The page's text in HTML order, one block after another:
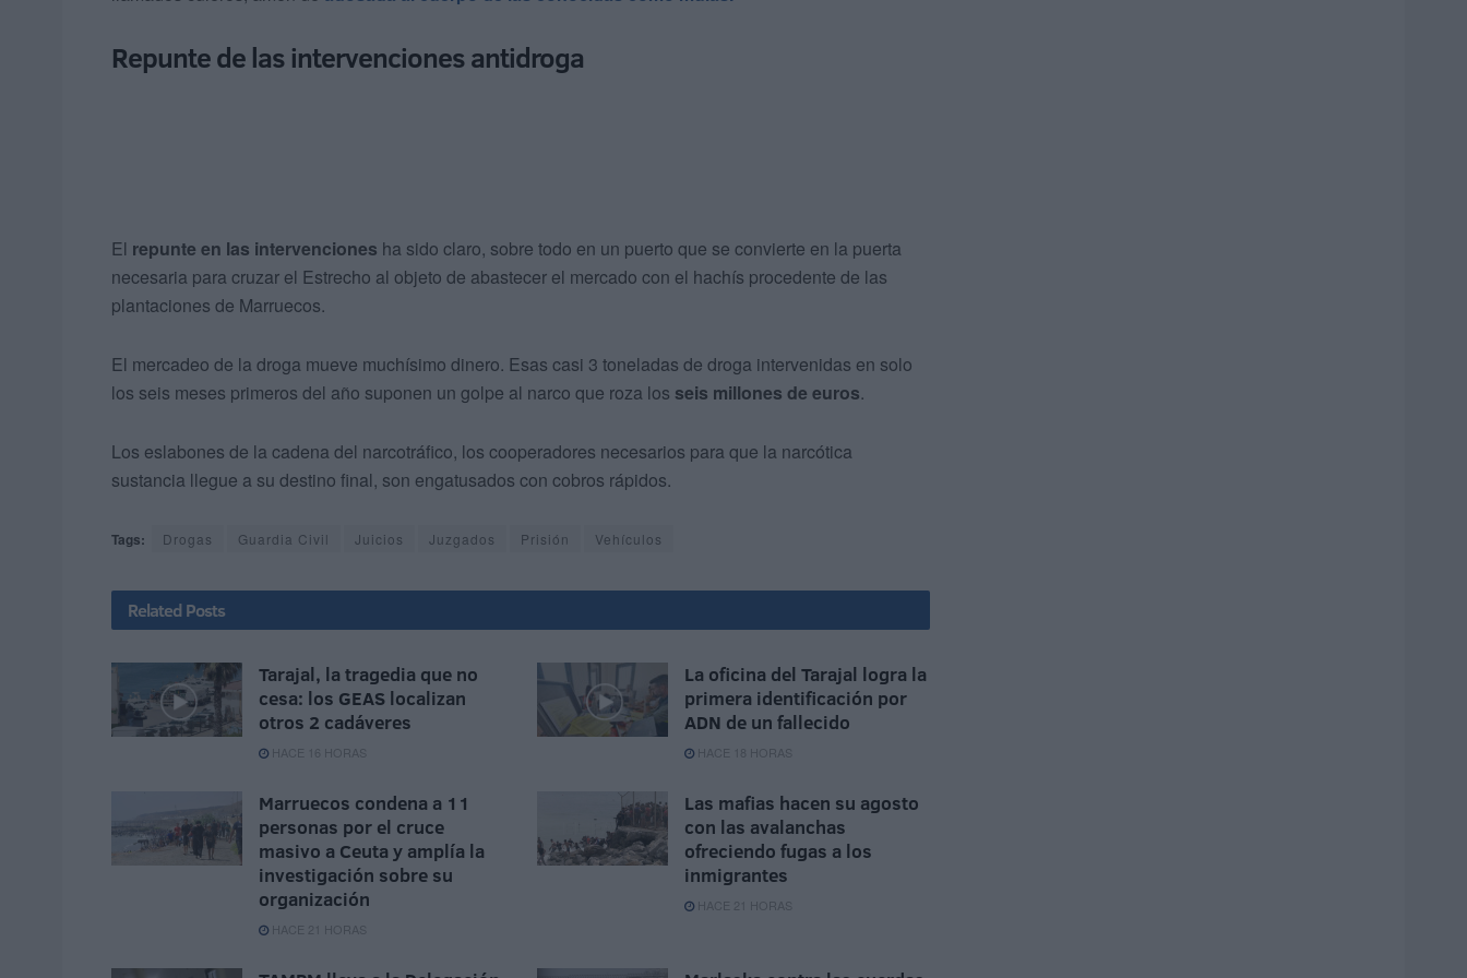
Repunte de las intervenciones antidroga
El repunte en las intervenciones ha sido claro, sobre todo en un puerto que se convierte en la puerta
necesaria para cruzar el Estrecho al objeto de abastecer el mercado con el hachís procedente de las
plantaciones de Marruecos.
El mercadeo de la droga mueve muchísimo dinero. Esas casi 3 toneladas de droga intervenidas en solo
los seis meses primeros del año suponen un golpe al narco que roza los seis millones de euros.
Los eslabones de la cadena del narcotráfico, los cooperadores necesarios para que la narcótica
sustancia llegue a su destino final, son engatusados con cobros rápidos.
Tags: Drogas Guardia Civil Juicios Juzgados Prisión Vehículos
Related Posts
Tarajal, la tragedia que no
cesa: los GEAS localizan
otros 2 cadáveres
HACE 16 HORAS
La oficina del Tarajal logra la
primera identificación por
ADN de un fallecido
HACE 18 HORAS
Marruecos condena a 11
personas por el cruce
masivo a Ceuta y amplía la
investigación sobre su
organización
HACE 21 HORAS
Las mafias hacen su agosto
con las avalanchas
ofreciendo fugas a los
inmigrantes
HACE 21 HORAS